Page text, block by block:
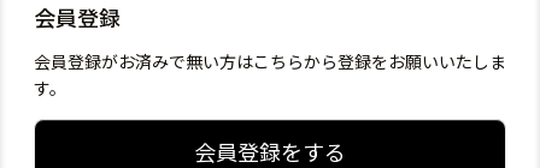
会員登録
会員登録がお済みで無い方はこちらから登録をお願いいたしま
す。
会員登録をする